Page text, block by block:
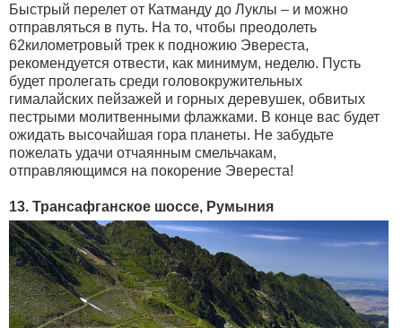
Быстрый перелет от Катманду до Луклы – и можно
отправляться в путь. На то, чтобы преодолеть
62километровый трек к подножию Эвереста,
рекомендуется отвести, как минимум, неделю. Пусть
будет пролегать среди головокружительных
гималайских пейзажей и горных деревушек, обвитых
пестрыми молитвенными флажками. В конце вас будет
ожидать высочайшая гора планеты. Не забудьте
пожелать удачи отчаянным смельчакам,
отправляющимся на покорение Эвереста!
13. Трансафганское шоссе, Румыния